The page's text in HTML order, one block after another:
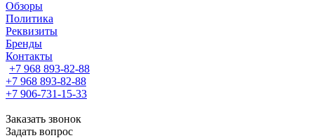
Обзоры
Политика
Реквизиты
Бренды
Контакты
+7 968 893-82-88
+7 968 893-82-88
+7 906-731-15-33
Заказать звонок
Задать вопрос